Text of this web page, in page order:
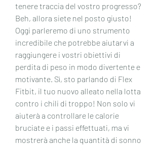
tenere traccia del vostro progresso?
Beh, allora siete nel posto giusto!
Oggi parleremo di uno strumento
incredibile che potrebbe aiutarvi a
raggiungere i vostri obiettivi di
perdita di peso in modo divertente e
motivante. Sì, sto parlando di Flex
Fitbit, il tuo nuovo alleato nella lotta
contro i chili di troppo! Non solo vi
aiuterà a controllare le calorie
bruciate e i passi effettuati, ma vi
mostrerà anche la quantità di sonno